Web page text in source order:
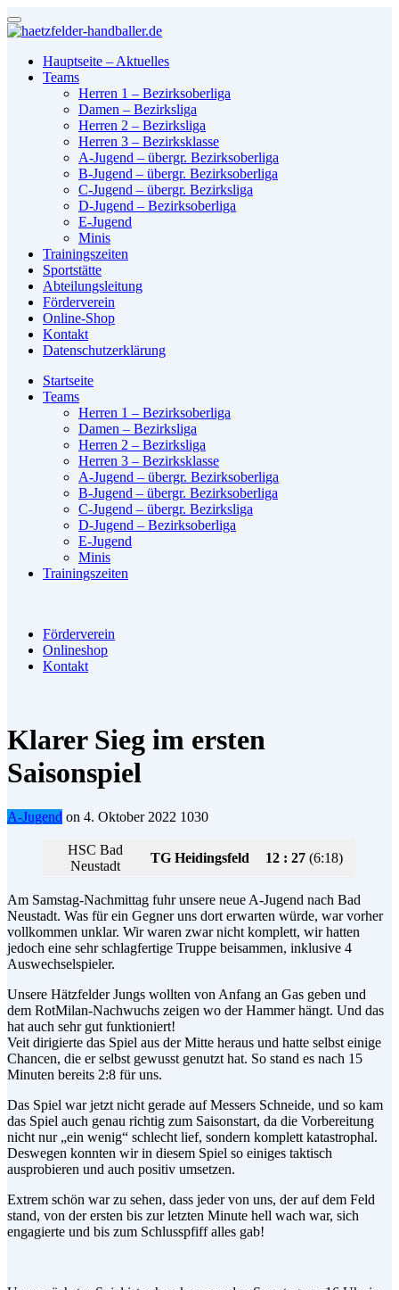
Hauptseite – Aktuelles
Teams
Herren 1 – Bezirksoberliga
Damen – Bezirksliga
Herren 2 – Bezirksliga
Herren 3 – Bezirksklasse
A-Jugend – übergr. Bezirksoberliga
B-Jugend – übergr. Bezirksoberliga
C-Jugend – übergr. Bezirksliga
D-Jugend – Bezirksoberliga
E-Jugend
Minis
Trainingszeiten
Sportstätte
Abteilungsleitung
Förderverein
Online-Shop
Kontakt
Datenschutzerklärung
Startseite
Teams
Herren 1 – Bezirksoberliga
Damen – Bezirksliga
Herren 2 – Bezirksliga
Herren 3 – Bezirksklasse
A-Jugend – übergr. Bezirksoberliga
B-Jugend – übergr. Bezirksoberliga
C-Jugend – übergr. Bezirksliga
D-Jugend – Bezirksoberliga
E-Jugend
Minis
Trainingszeiten
Förderverein
Onlineshop
Kontakt
Klarer Sieg im ersten
Saisonspiel
A-Jugend on 4. Oktober 2022 1030
HSC Bad
Neustadt
TG Heidingsfeld 12 : 27(6:18)
Am Samstag-Nachmittag fuhr unsere neue A-Jugend nach Bad
Neustadt. Was für ein Gegner uns dort erwarten würde, war vorher
vollkommen unklar. Wir waren zwar nicht komplett, wir hatten
jedoch eine sehr schlagfertige Truppe beisammen, inklusive 4
Auswechselspieler.
Unsere Hätzfelder Jungs wollten von Anfang an Gas geben und
dem RotMilan-Nachwuchs zeigen wo der Hammer hängt. Und das
hat auch sehr gut funktioniert!
Veit dirigierte das Spiel aus der Mitte heraus und hatte selbst einige
Chancen, die er selbst gewusst genutzt hat. So stand es nach 15
Minuten bereits 2:8 für uns.
Das Spiel war jetzt nicht gerade auf Messers Schneide, und so kam
das Spiel auch genau richtig zum Saisonstart, da die Vorbereitung
nicht nur „ein wenig“ schlecht lief, sondern komplett katastrophal.
Deswegen konnten wir in diesem Spiel so einiges taktisch
ausprobieren und auch positiv umsetzen.
Extrem schön war zu sehen, dass jeder von uns, der auf dem Feld
stand, von der ersten bis zur letzten Minute hell wach war, sich
engagierte und bis zum Schlusspfiff alles gab!